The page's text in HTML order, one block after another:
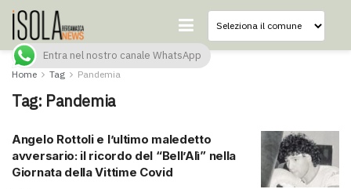
Home Tag Pandemia
Tag: Pandemia
Angelo Rottoli e l’ultimo maledetto
avversario: il ricordo del “Bell’Alì” nella
Giornata della Vittime Covid
Entra nel nostro canale WhatsApp